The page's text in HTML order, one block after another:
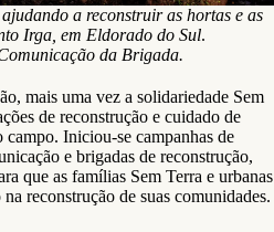
a reconstruir as hortas e as
Irga, em Eldorado do Sul.
da Brigada.
mais uma vez a solidariedade Sem
de reconstrução e cuidado de
campo. Iniciou-se campanhas de
e brigadas de reconstrução,
que as famílias Sem Terra e urbanas
reconstrução de suas comunidades.